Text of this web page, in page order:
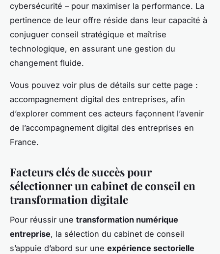
cybersécurité – pour maximiser la performance. La
pertinence de leur offre réside dans leur capacité à
conjuguer conseil stratégique et maîtrise
technologique, en assurant une gestion du
changement fluide.
Vous pouvez voir plus de détails sur cette page :
accompagnement digital des entreprises, afin
d’explorer comment ces acteurs façonnent l’avenir
de l’accompagnement digital des entreprises en
France.
Facteurs clés de succès pour
sélectionner un cabinet de conseil en
transformation digitale
Pour réussir une transformation numérique
entreprise, la sélection du cabinet de conseil
s’appuie d’abord sur une expérience sectorielle